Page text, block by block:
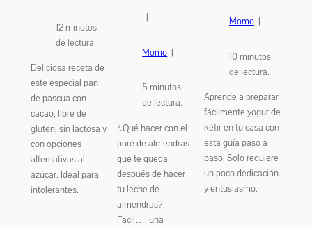
12minutos
de lectura.
Deliciosa receta de
este especial pan
de pascua con
cacao, libre de
gluten, sin lactosa y
con opciones
alternativas al
azúcar. Ideal para
intolerantes.
|
Momo |
5 minutos
de lectura.
¿Qué hacer con el
puré de almendras
que te queda
después de hacer
tu leche de
almendras?..
Fácil…. una
Momo |
10minutos
de lectura.
Aprende a preparar
fácilmente yogur de
kéfir en tu casa con
esta guía paso a
paso. Solo requiere
un poco dedicación
y entusiasmo.